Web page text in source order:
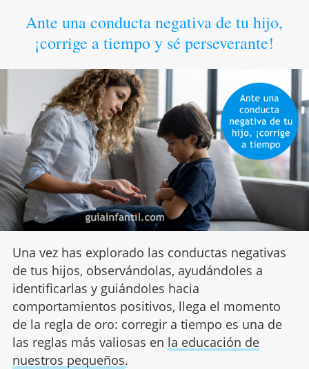
Ante una conducta negativa de tu hijo,
¡corrige a tiempo y sé perseverante!
Una vez has explorado las conductas negativas
de tus hijos, observándolas, ayudándoles a
identificarlas y guiándoles hacia
comportamientos positivos, llega el momento
de la regla de oro: corregir a tiempo es una de
las reglas más valiosas en la educación de
nuestros pequeños.